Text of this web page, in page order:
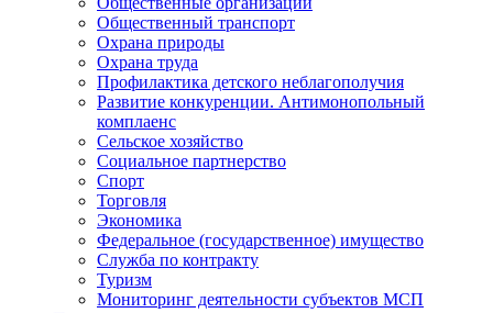
Общественный транспорт
Охрана природы
Охрана труда
Профилактика детского неблагополучия
Развитие конкуренции. Антимонопольный
комплаенс
Сельское хозяйство
Социальное партнерство
Спорт
Торговля
Экономика
Федеральное (государственное) имущество
Служба по контракту
Туризм
Мониторинг деятельности субъектов МСП